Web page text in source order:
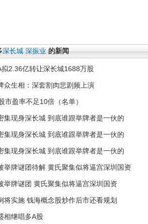
深长城 深振业 的新闻
拟2.36亿转让深长城1688万股
众生相：深套割肉悲剧频上演
市盈率不足10倍（名单）
集现身深长城 到底谁跟举牌者是一伙的
集现身深长城 到底谁跟举牌者是一伙的
集现身深长城 到底谁跟举牌者是一伙的
举牌谜团待解 黄氏聚集似将逼宫深圳国资
举牌谜团 黄氏聚集似将逼宫深圳国资
将实施 钱海概念股炒作后市还看规划
相继唱多A股